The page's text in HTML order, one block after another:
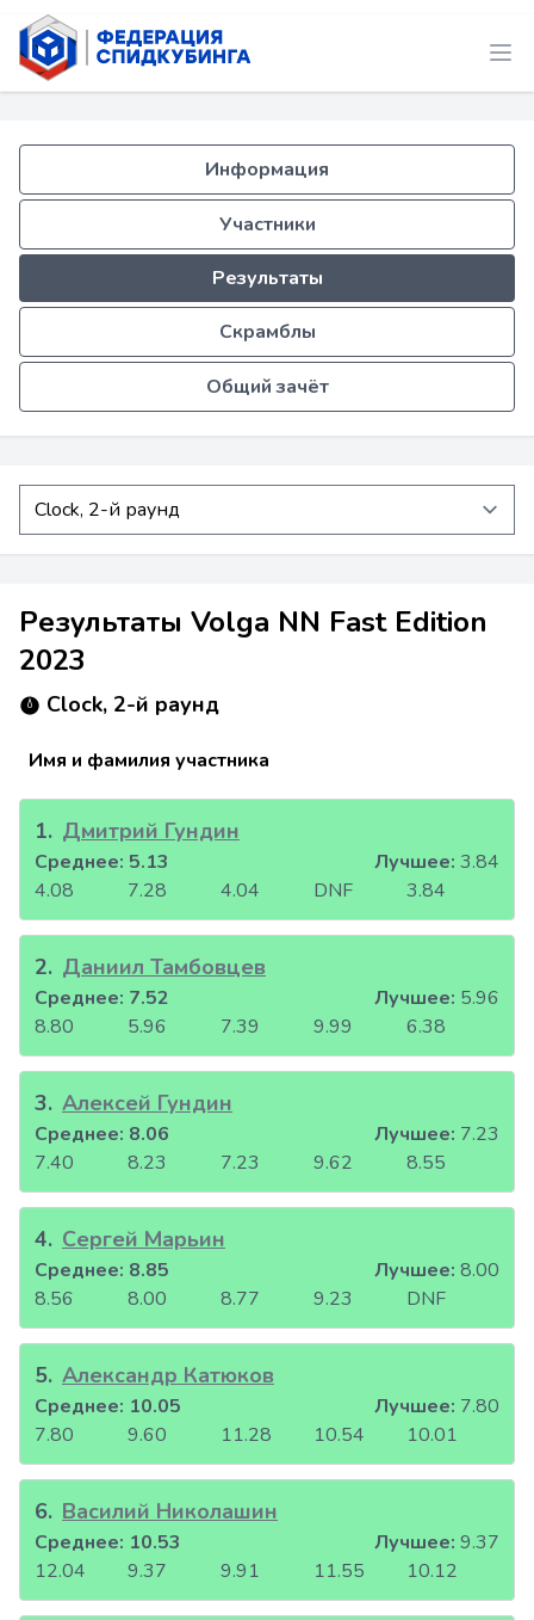
Информация
Участники
Результаты
Скрамблы
Общий зачёт
Результаты Volga NN Fast Edition
2023
Clock, 2-й раунд
Имя и фамилия участника
1. Дмитрий Гундин
4.08 7.28 4.04 DNF 3.84
Среднее: 5.13 Лучшее: 3.84
2. Даниил Тамбовцев
8.80 5.96 7.39 9.99 6.38
Среднее: 7.52 Лучшее: 5.96
3. Алексей Гундин
7.40 8.23 7.23 9.62 8.55
Среднее: 8.06 Лучшее: 7.23
4. Сергей Марьин
8.56 8.00 8.77 9.23 DNF
Среднее: 8.85 Лучшее: 8.00
5. Александр Катюков
7.80 9.60 11.28 10.54 10.01
Среднее: 10.05 Лучшее: 7.80
6. Василий Николашин
12.04 9.37 9.91 11.55 10.12
Среднее: 10.53 Лучшее: 9.37